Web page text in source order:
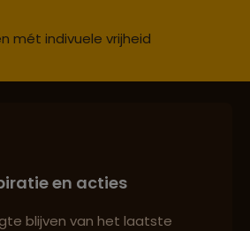
mét indivuele vrijheid
deskundig reisadvies
en acties
blijven van het laatste